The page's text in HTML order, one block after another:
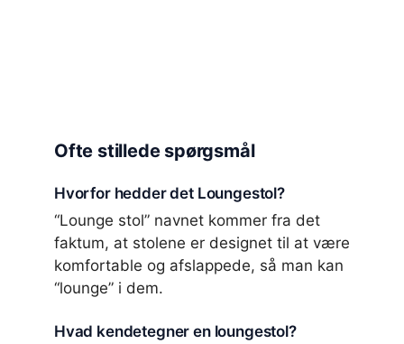
Ofte stillede spørgsmål
Hvorfor hedder det Loungestol?
“Lounge stol” navnet kommer fra det
faktum, at stolene er designet til at være
komfortable og afslappede, så man kan
“lounge” i dem.
Hvad kendetegner en loungestol?